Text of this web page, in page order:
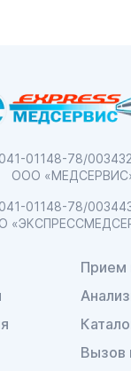
01148-78/
ООО
01148-78/
Прием
Вызов